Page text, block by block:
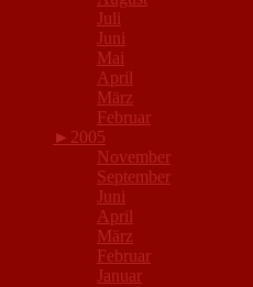
Juli
Juni
Mai
April
März
Februar
► 2005
November
September
Juni
April
März
Februar
Januar